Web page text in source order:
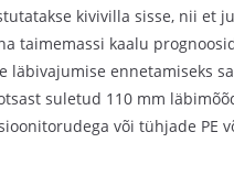
kivivilla sisse, nii et
taimemassi kaalu
läbivajumise ennetamiseks
suletud 110 mm
või tühjade PE